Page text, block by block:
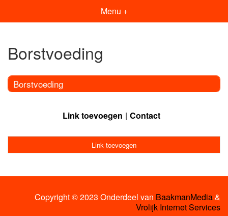
Menu +
Borstvoeding
Borstvoeding
Link toevoegen Contact
Link toevoegen
Copyright © 2023 Onderdeel van BaakmanMedia&
Vrolijk Internet Services